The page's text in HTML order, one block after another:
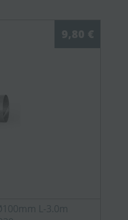
9,80 €
L-3.0m